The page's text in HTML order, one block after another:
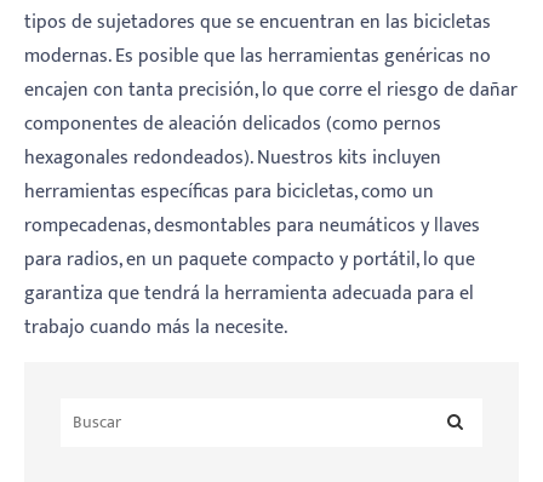
tipos de sujetadores que se encuentran en las bicicletas
modernas. Es posible que las herramientas genéricas no
encajen con tanta precisión, lo que corre el riesgo de dañar
componentes de aleación delicados (como pernos
hexagonales redondeados). Nuestros kits incluyen
herramientas específicas para bicicletas, como un
rompecadenas, desmontables para neumáticos y llaves
para radios, en un paquete compacto y portátil, lo que
garantiza que tendrá la herramienta adecuada para el
trabajo cuando más la necesite.